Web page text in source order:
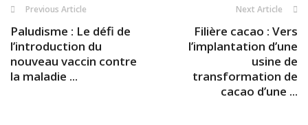
Previous Article
Paludisme : Le défi de
l’introduction du
nouveau vaccin contre
la maladie ...
Next Article
Filière cacao : Vers
l’implantation d’une
usine de
transformation de
cacao d’une ...